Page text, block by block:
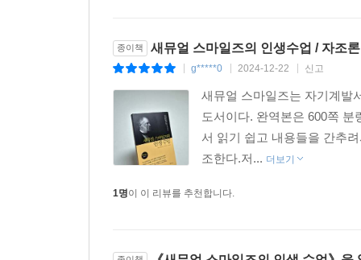
종이책 새뮤얼 스마일즈의 인생수업 / 자조
g*****0 2024-12-22 신고
새뮤얼 스마일즈는 자기계발
도서이다. 완역본은 600쪽
서 읽기 쉽고 내용들을 간추
조한다.저... 더보기
1명이 이 리뷰를 추천합니다.